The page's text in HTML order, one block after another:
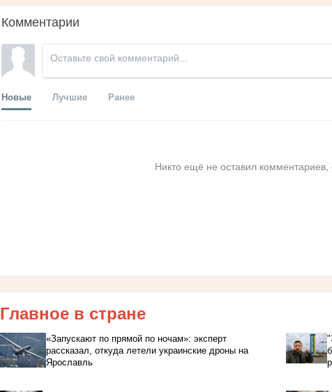
Комментарии
Новые Лучшие Ранее
Никто ещё не оставил комментариев,
Главное в стране
«Запускают по прямой по ночам»: эксперт
рассказал, откуда летели украинские дроны на
Ярославль